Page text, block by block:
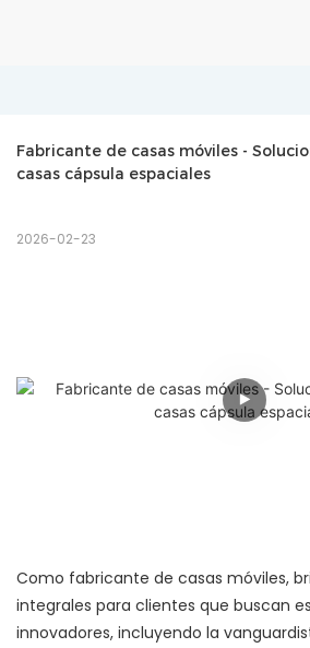
Fabricante de casas móviles -
casas cápsula espaciales
2026-02-23
Como fabricante de casas móviles,
integrales para clientes que buscan
innovadores, incluyendo la